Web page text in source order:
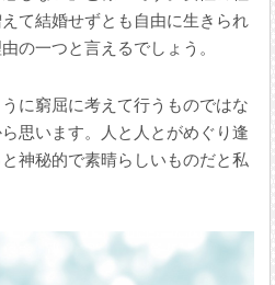
て結婚せずとも自由に生きられ
の一つと言えるでしょう。
に窮屈に考えて行うものではな
思います。人と人とがめぐり逢
神秘的で素晴らしいものだと私